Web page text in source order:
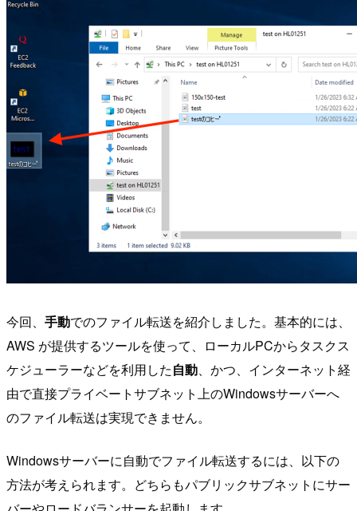
今回、 手動でのファイル転送を紹介しました。基本的には、
AWS が提供するツールを使って、ローカルPCからタスクス
ケジューラーなどを利用した自動、かつ、インターネット経
由で直接プライベートサブネット上のWindowsサーバーへ
のファイル転送は実現できません。
Windowsサーバーに自動でファイル転送するには、以下の
方法が考えられます。どちらもパブリックサブネットにサー